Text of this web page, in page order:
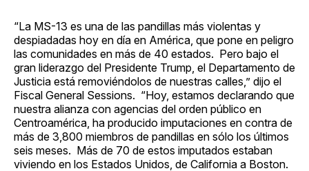
“La MS-13 es una de las pandillas más violentas y
despiadadas hoy en día en América, que pone en peligro
las comunidades en más de 40 estados. Pero bajo el
gran liderazgo del Presidente Trump, el Departamento de
Justicia está removiéndolos de nuestras calles,” dijo el
Fiscal General Sessions. “Hoy, estamos declarando que
nuestra alianza con agencias del orden público en
Centroamérica, ha producido imputaciones en contra de
más de 3,800 miembros de pandillas en sólo los últimos
seis meses. Más de 70 de estos imputados estaban
viviendo en los Estados Unidos, de California a Boston.